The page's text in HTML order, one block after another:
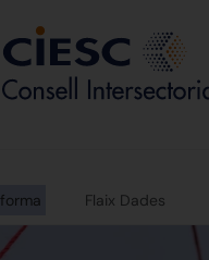
Flaix Dades